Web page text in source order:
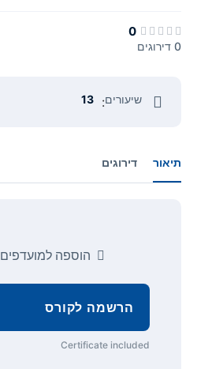
0
0 דירוגים
שיעורים:
13
תיאור דירוגים
הוספה למועדפים
הרשמה לקורס
Certificate included